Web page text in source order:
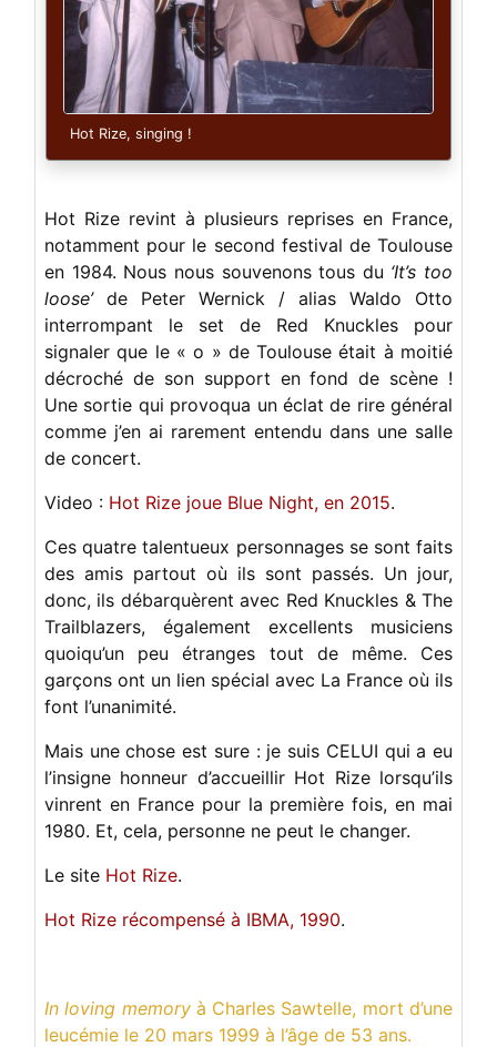
Hot Rize, singing !
Hot Rize revint à plusieurs reprises en France,
notamment pour le second festival de Toulouse
en 1984. Nous nous souvenons tous du ‘It’s too
loose’de Peter Wernick / alias Waldo Otto
interrompant le set de Red Knuckles pour
signaler que le « o » de Toulouse était à moitié
décroché de son support en fond de scène !
Une sortie qui provoqua un éclat de rire général
comme j’en ai rarement entendu dans une salle
de concert.
Video : Hot Rize joue Blue Night, en 2015.
Ces quatre talentueux personnages se sont faits
des amis partout où ils sont passés. Un jour,
donc, ils débarquèrent avec Red Knuckles & The
Trailblazers, également excellents musiciens
quoiqu’un peu étranges tout de même. Ces
garçons ont un lien spécial avec La France où ils
font l’unanimité.
Mais une chose est sure : je suis CELUI qui a eu
l’insigne honneur d’accueillir Hot Rize lorsqu’ils
vinrent en France pour la première fois, en mai
1980. Et, cela, personne ne peut le changer.
Le site Hot Rize.
Hot Rize récompensé à IBMA, 1990.
In loving memory à Charles Sawtelle, mort d’une
leucémie le 20 mars 1999 à l’âge de 53 ans.